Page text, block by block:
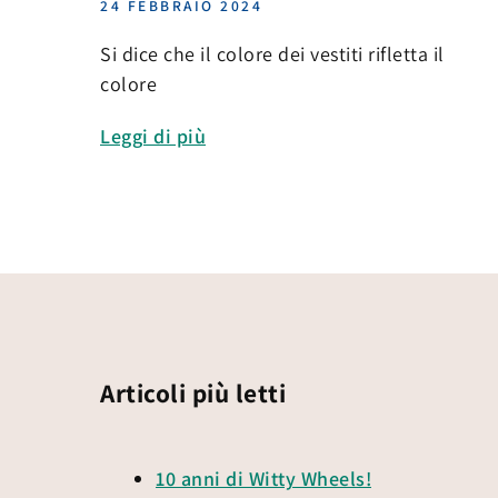
24 FEBBRAIO 2024
Si dice che il colore dei vestiti rifletta il
colore
Leggi di più
Articoli più letti
10 anni di Witty Wheels!